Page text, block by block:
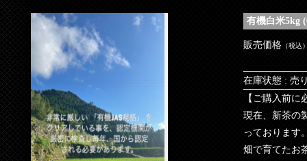
有機白米5kg
販売価格 （税込
在庫状態 : 売
【ご購入前に
現在、新茶の
っております
畑で育てたお